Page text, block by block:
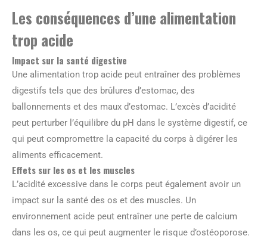
Les conséquences d’une alimentation
trop acide
Impact sur la santé digestive
Une alimentation trop acide peut entraîner des problèmes
digestifs tels que des brûlures d’estomac, des
ballonnements et des maux d’estomac. L’excès d’acidité
peut perturber l’équilibre du pH dans le système digestif, ce
qui peut compromettre la capacité du corps à digérer les
aliments efficacement.
Effets sur les os et les muscles
L’acidité excessive dans le corps peut également avoir un
impact sur la santé des os et des muscles. Un
environnement acide peut entraîner une perte de calcium
dans les os, ce qui peut augmenter le risque d’ostéoporose.